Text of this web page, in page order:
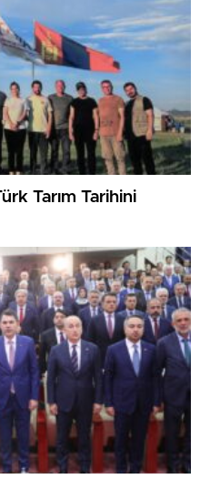
Tarım Tarihini